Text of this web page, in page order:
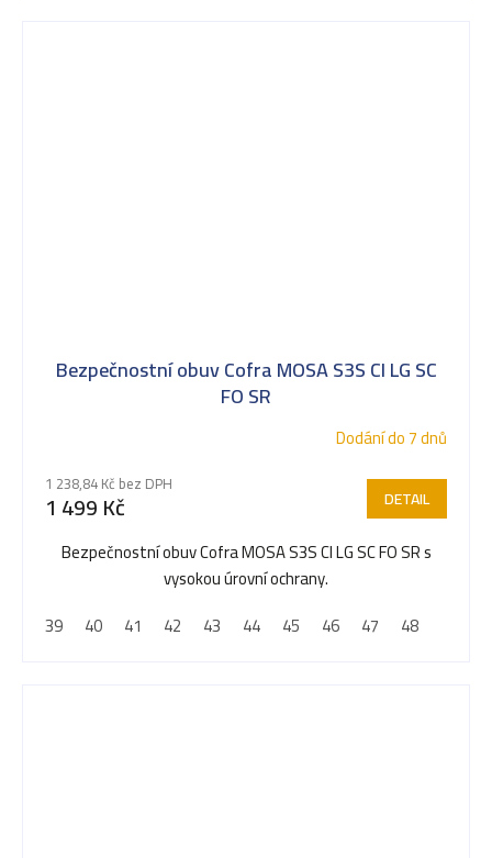
Bezpečnostní obuv Cofra MOSA S3S CI LG SC
FO SR
Dodání do 7 dnů
1 238,84 Kč bez DPH
1 499 Kč DETAIL
Bezpečnostní obuv Cofra MOSA S3S CI LG SC FO SR s
vysokou úrovní ochrany.
39
40 41 42 43 44 45 46 47 48